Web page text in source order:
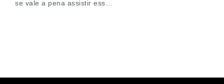
se vale a pena assistir ess…